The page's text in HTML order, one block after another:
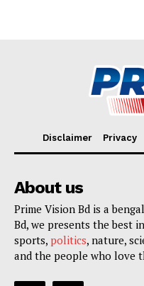
Disclaimer Privacy
About us
Prime Vision Bd is a
Bd, we presents the best
sports, politics, nature,
and the people who love